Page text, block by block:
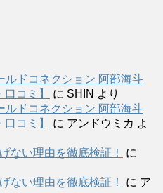
ドコネクション 阿部海斗
コミ】
に SHIN より
ドコネクション 阿部海斗
コミ】
に アンドウミカ よ
ない理由を徹底検証！
に
ない理由を徹底検証！
に ア